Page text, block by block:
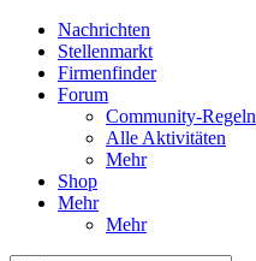
Nachrichten
Stellenmarkt
Firmenfinder
Forum
Community-Regeln
Alle Aktivitäten
Mehr
Shop
Mehr
Mehr